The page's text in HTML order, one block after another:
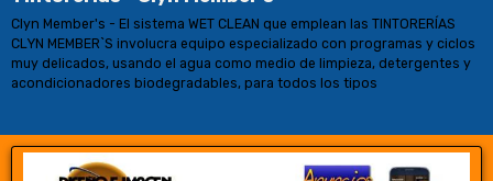
Clyn Member's - El sistema WET CLEAN que emplean las TINTORERÍAS
CLYN MEMBER`S involucra equipo especializado con programas y ciclos
muy delicados, usando el agua como medio de limpieza, detergentes y
acondicionadores biodegradables, para todos los tipos